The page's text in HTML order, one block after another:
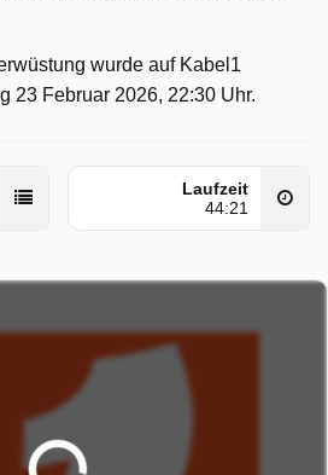
wurde auf Kabel1
23 Februar 2026, 22:30 Uhr.
Laufzeit
44:21